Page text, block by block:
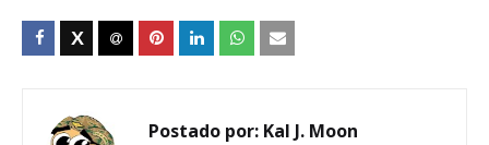
Postado por: Kal J. Moon